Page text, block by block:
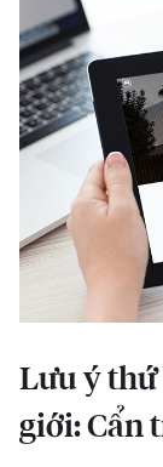
Lưu ý thứ
giới: Cẩn